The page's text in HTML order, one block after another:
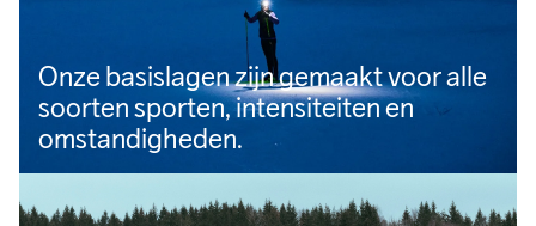
Onze basislagen zijn gemaakt voor alle
soorten sporten, intensiteiten en
omstandigheden.